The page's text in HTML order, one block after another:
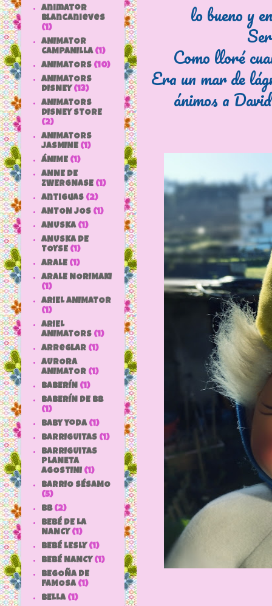
lo bueno y
Como lloré
Era un mar de
ánimos a
animator
blancanieves
(1)
ANIMATOR
CAMPANILLA (1)
ANIMATORS (10)
ANIMATORS
DISNEY (13)
ANIMATORS
DISNEY STORE
(2)
ANIMATORS
JASMINE (1)
ÁNIME (1)
ANNE DE
ZWERGNASE (1)
antiguas (2)
ANTON JOS (1)
ANUSKA (1)
ANUSKA DE
TOYSE (1)
ARALE (1)
ARALE NORIMAKI
(1)
ARIEL ANIMATOR
(1)
ARIEL
ANIMATORS (1)
arreglar (1)
AURORA
ANIMATOR (1)
BABERÍN (1)
BABERÍN DE BB
(1)
baby yoda (1)
BARRIGUITAS (1)
BARRIGUITAS
PLANETA
AGOSTINI (1)
BARRIO SÉSAMO
(5)
bb (2)
BEBÉ DE LA
NANCY (1)
BEBÉ LESLY (1)
BEBÉ NANCY (1)
BEGOÑA DE
FAMOSA (1)
BELLA (1)